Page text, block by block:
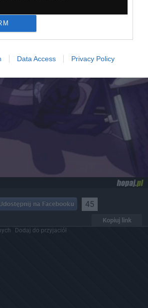
Data Access Privacy Policy
45
Kopiuj link
Dodaj do przyjaciół